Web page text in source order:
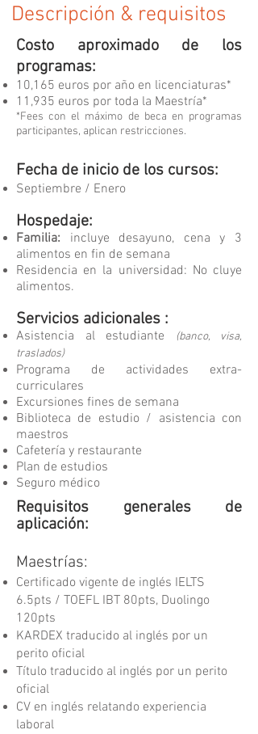
Descripción & requisitos
Costo aproximado de los
programas:
10,165 euros por año en licenciaturas*
11,935 euros por toda la Maestría*
​*Fees con el máximo de beca en programas
participantes, aplican restricciones.
Fecha de inicio de los cursos:
Septiembre / Enero
Hospedaje:
Familia: incluye desayuno, cena y 3
alimentos en fin de semana
Residencia en la universidad: No cluye
alimentos.
Servicios adicionales :
Asistencia al estudiante
(banco, visa,
traslados)
Programa de actividades extra-
curriculares
Excursiones fines de semana
Biblioteca de estudio / asistencia con
maestros
Cafetería y restaurante
Plan de estudios
Seguro médico
Requisitos generales de
aplicación:
Maestrías:
Certificado vigente de inglés IELTS
6.5pts / TOEFL IBT 80pts, Duolingo
120pts
KARDEX traducido al inglés por un
perito oficial
Título traducido al inglés por un perito
oficial
CV en inglés relatando experiencia
laboral